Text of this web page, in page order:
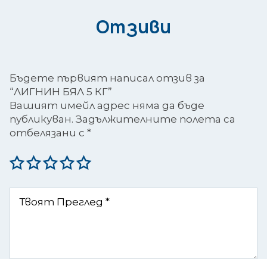
Отзиви
Бъдете първият написал отзив за
“ЛИГНИН БЯЛ 5 КГ”
Вашият имейл адрес няма да бъде
публикуван. Задължителните полета са
отбелязани с *